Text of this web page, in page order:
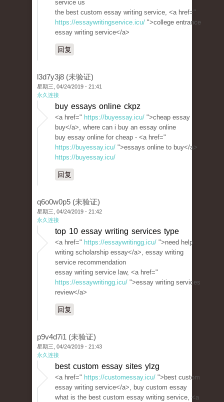
service us
the best custom essay writing service, <a href="
https://essaywritingservice.icu/ ">college entrance
essay writing service</a>
回复
l3d7y3j8 (未验证)
星期三, 04/24/2019 - 21:41
永久连接
buy essays online ckpz
<a href=" https://buyessay.icu/ ">cheap essay
buy</a>, where can i buy an essay online
buy essay online for cheap - <a href="
https://buyessay.icu/ ">essays online to buy</a>
https://buyessay.icu/
回复
q6o0w0p5 (未验证)
星期三, 04/24/2019 - 21:42
永久连接
top 10 essay writing services type
<a href=" https://essaywritingg.icu/ ">need help
writing scholarship essay</a>, essay writing
service recommendation
essay writing service law, <a href="
https://essaywritingg.icu/ ">essay writing services
review</a>
回复
p9v4d7i1 (未验证)
星期三, 04/24/2019 - 21:43
永久连接
best custom essay sites ylzg
<a href=" https://customessay.icu/ ">best custom
essay writing service</a>, buy custom essay
what is the best custom essay writing service, <a